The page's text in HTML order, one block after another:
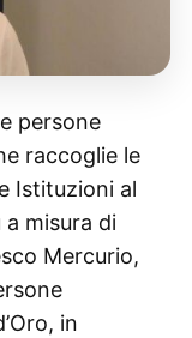
persone
raccoglie le
Istituzioni al
misura di
Mercurio,
in